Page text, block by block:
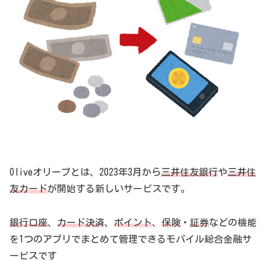
Oliveオリーブとは、2023年3月から三井住友銀行や三井住
友カードが開始する新しいサービスです。
銀行口座、 カード決済、 ポイント、 保険 ・ 証券などの機能
を1つのアプリでまとめて管理できるモバイル総合金融サ
ービスです